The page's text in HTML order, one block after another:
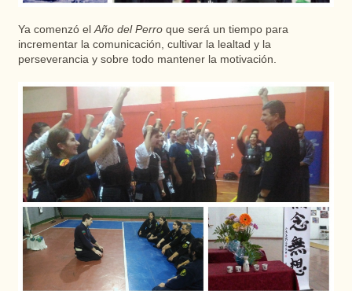
Ya comenzó elAño del Perroque será un tiempo para
incrementar la comunicación, cultivar la lealtad y la
perseverancia y sobre todo mantener la motivación.